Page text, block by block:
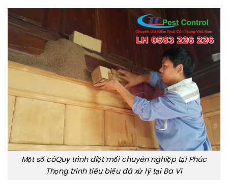
Một số côQuy trình diệt mối chuyên nghiệp tại Phúc
Thọng trình tiêu biểu đã xử lý tại Ba Vì